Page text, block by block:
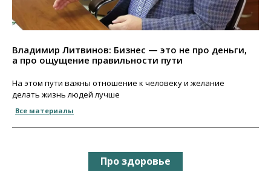
Владимир Литвинов: Бизнес — это не про деньги,
а про ощущение правильности пути
На этом пути важны отношение к человеку и желание
делать жизнь людей лучше
Все материалы
Про здоровье